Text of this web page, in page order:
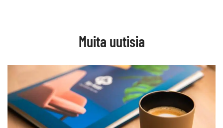
Muita uutisia